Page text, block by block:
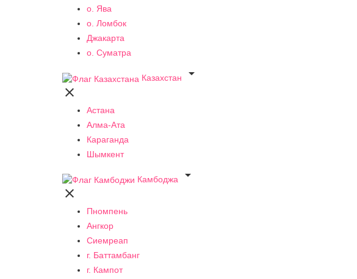
о. Ява
о. Ломбок
Джакарта
о. Суматра
Казахстан


Астана
Алма-Ата
Караганда
Шымкент
Камбоджа


Пномпень
Ангкор
Сиемреап
г. Баттамбанг
г. Кампот